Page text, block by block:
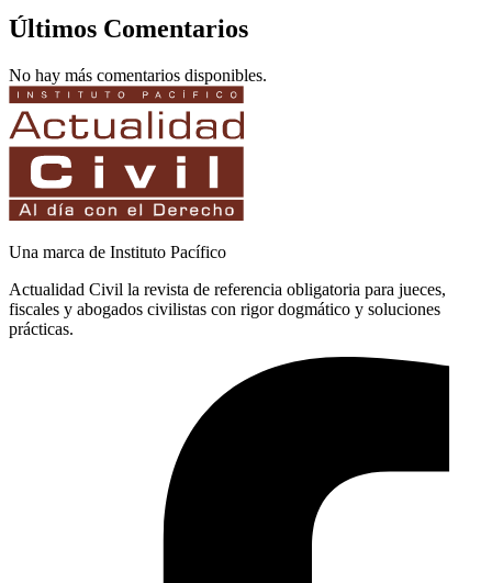
Últimos Comentarios
No hay más comentarios disponibles.
Una marca de Instituto Pacífico
Actualidad Civil la revista de referencia obligatoria para jueces,
fiscales y abogados civilistas con rigor dogmático y soluciones
prácticas.